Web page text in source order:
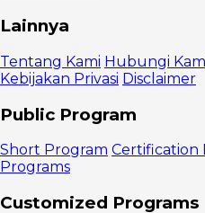
Apa Itu
Data Driven
Decision
Making?
Manfaat
Data Driven
Decision
Making
Risiko Data
Driven
Decision
Making
Lainnya
Tentang Kami Hubungi
Kebijakan Privasi Disclaimer
Public Program
Short Program Certification
Programs
Customized Programs